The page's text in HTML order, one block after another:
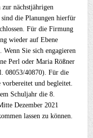
zur nächstjährigen
die Planungen hierfür
Für die Firmung
wieder auf Ebene
Wenn Sie sich engagieren
Perl oder Maria Rößner
08053/40870). Für die
und begleitet.
Schuljahr die 8.
Dezember 2021
lassen zu können.